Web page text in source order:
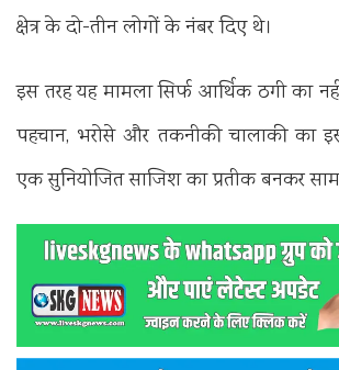
क्षेत्र के दो-तीन लोगों के नंबर दिए थे।
इस तरह यह मामला सिर्फ आर्थिक ठगी का
पहचान, भरोसे और तकनीकी चालाकी का
एक सुनियोजित साजिश का प्रतीक बनकर